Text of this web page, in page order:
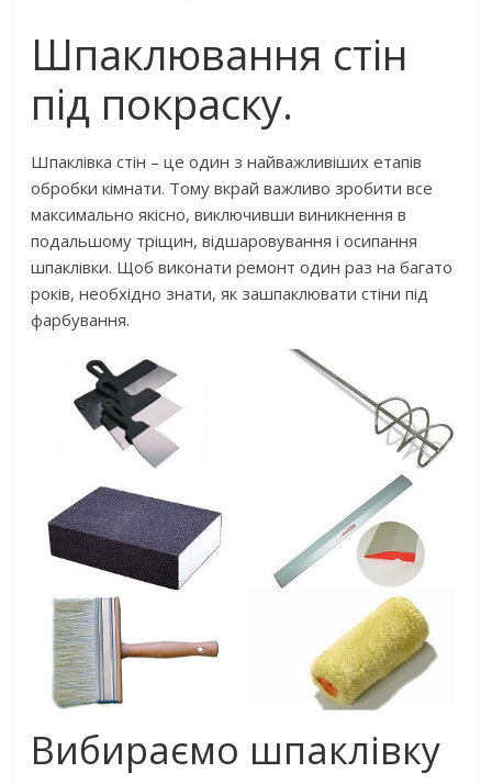
Шпаклювання стін
під покраску.
Шпаклівка стін – це один з найважливіших етапів
обробки кімнати. Тому вкрай важливо зробити все
максимально якісно, ​​виключивши виникнення в
подальшому тріщин, відшаровування і осипання
шпаклівки. Щоб виконати ремонт один раз на багато
років, необхідно знати, як зашпаклювати стіни під
фарбування.
Вибираємо шпаклівку